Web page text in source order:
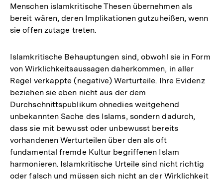
Menschen islamkritische Thesen übernehmen als
bereit wären, deren Implikationen gutzuheißen, wenn
sie offen zutage treten.
Islamkritische Behauptungen sind, obwohl sie in Form
von Wirklichkeitsaussagen daherkommen, in aller
Regel verkappte (negative) Werturteile. Ihre Evidenz
beziehen sie eben nicht aus der dem
Durchschnittspublikum ohnedies weitgehend
unbekannten Sache des Islams, sondern dadurch,
dass sie mit bewusst oder unbewusst bereits
vorhandenen Werturteilen über den als oft
fundamental fremde Kultur begriffenen Islam
harmonieren. Islamkritische Urteile sind nicht richtig
oder falsch und müssen sich nicht an der Wirklichkeit